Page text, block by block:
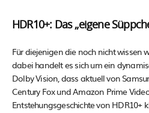
HDR10+: Das „eigene
Für diejenigen die noch nicht wissen
dabei handelt es sich um ein
Dolby Vision, dass aktuell von
Century Fox und Amazon Prime
Entstehungsgeschichte von HDR10+